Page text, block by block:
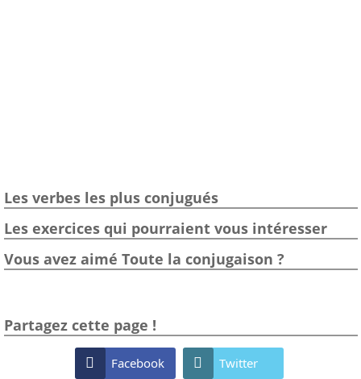
Les verbes les plus conjugués
Les exercices qui pourraient vous intéresser
Vous avez aimé Toute la conjugaison ?
Partagez cette page !
 Facebook  Twitter